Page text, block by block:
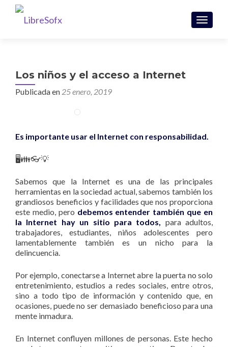
Los niños y el acceso a Internet
Publicada en 25 enero, 2019
Es importante usar el Internet con responsabilidad.
🖥👪👓💡
Sabemos que la Internet es una de las principales
herramientas en la sociedad actual, sabemos también los
grandiosos beneficios y facilidades que nos proporciona
este medio, pero debemos entender también que en
la Internet hay un sitio para todos, para adultos,
trabajadores, estudiantes, niños adolescentes pero
lamentablemente también es un nicho para la
delincuencia.
Por ejemplo, conectarse a Internet abre la puerta no solo
entretenimiento, estudios a redes sociales, entre otros,
sino a todo tipo de información y contenido que, en
ocasiones, puede no ser demasiado beneficioso para una
mente inmadura.
En Internet confluyen millones de personas. Este hecho